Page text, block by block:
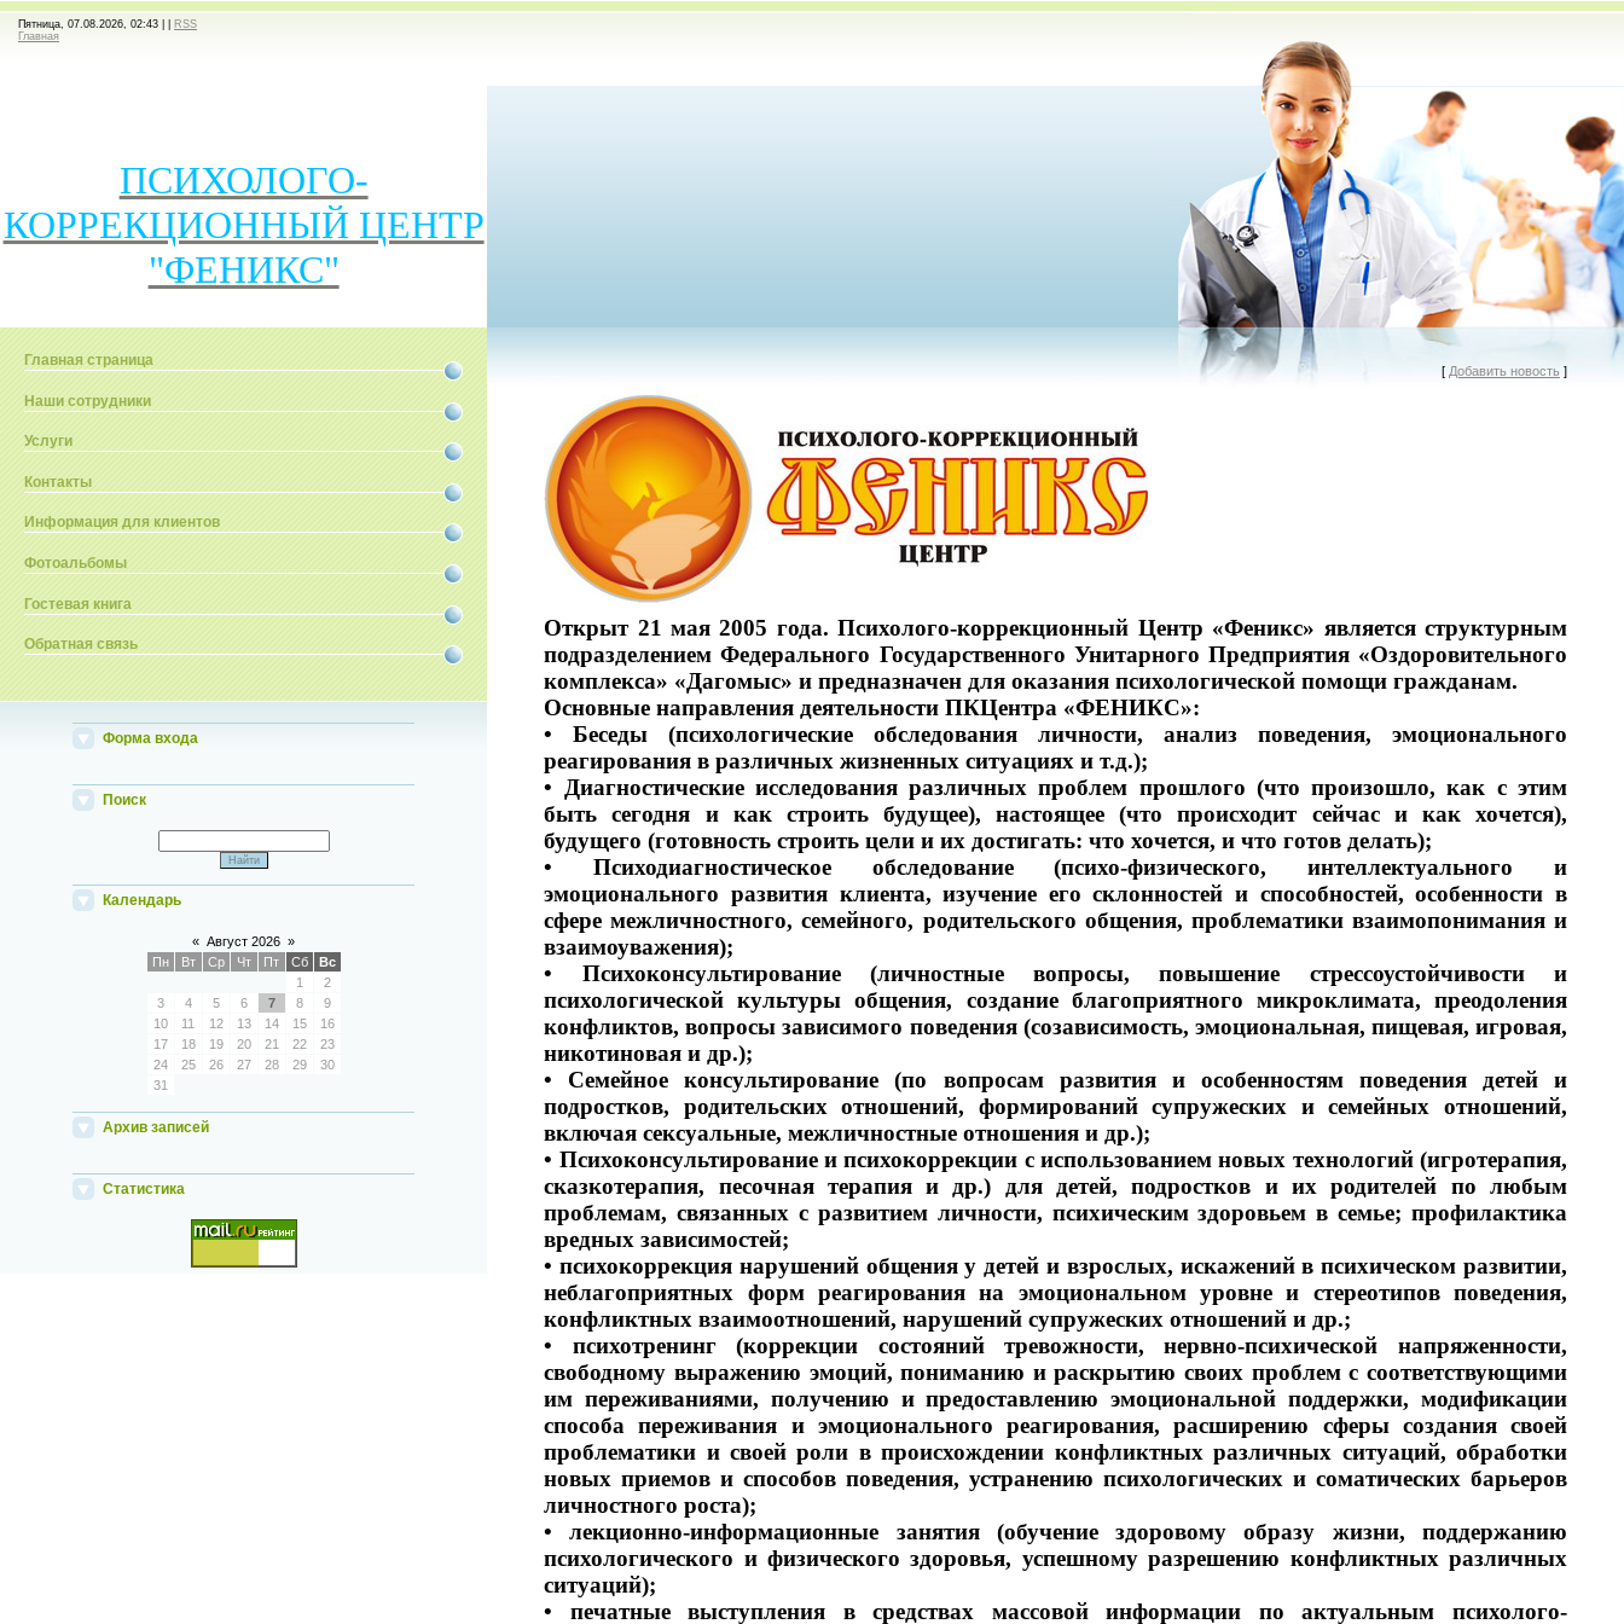
Пятница, 07.08.2026, 02:43 |
RSS
Главная
ПСИХОЛОГО-
КОРРЕКЦИОННЫЙ ЦЕНТР
"ФЕНИКС"
Главная страница
Наши сотрудники
Услуги
Контакты
Информация для клиентов
Фотоальбомы
Гостевая книга
Обратная связь
Форма входа
Поиск
Календарь
« Август 2026 »
Пн
Вт Ср Чт Пт Сб
Вс
1
2
3
4 5 6 7 8
9
10
11 12 13 14 15
16
17
18 19 20 21 22
23
24
25 26 27 28 29
30
31
Архив записей
Статистика
[ Добавить новость]
Открыт 21 мая 2005 года. Психолого-коррекционный Центр «Феникс» является структурным
подразделением Федерального Государственного Унитарного Предприятия «Оздоровительного
комплекса» «Дагомыс» и предназначен для оказания психологической помощи гражданам.
Основные направления деятельности ПКЦентра «ФЕНИКС»:
• Беседы (психологические обследования личности, анализ поведения, эмоционального
реагирования в различных жизненных ситуациях и т.д.);
• Диагностические исследования различных проблем прошлого (что произошло, как с этим
быть сегодня и как строить будущее), настоящее (что происходит сейчас и как хочется),
будущего (готовность строить цели и их достигать: что хочется, и что готов делать);
• Психодиагностическое обследование (психо-физического, интеллектуального и
эмоционального развития клиента, изучение его склонностей и способностей, особенности в
сфере межличностного, семейного, родительского общения, проблематики взаимопонимания и
взаимоуважения);
• Психоконсультирование (личностные вопросы, повышение стрессоустойчивости и
психологической культуры общения, создание благоприятного микроклимата, преодоления
конфликтов, вопросы зависимого поведения (созависимость, эмоциональная, пищевая, игровая,
никотиновая и др.);
• Семейное консультирование (по вопросам развития и особенностям поведения детей и
подростков, родительских отношений, формирований супружеских и семейных отношений,
включая сексуальные, межличностные отношения и др.);
• Психоконсультирование и психокоррекции с использованием новых технологий (игротерапия,
сказкотерапия, песочная терапия и др.) для детей, подростков и их родителей по любым
проблемам, связанных с развитием личности, психическим здоровьем в семье; профилактика
вредных зависимостей;
• психокоррекция нарушений общения у детей и взрослых, искажений в психическом развитии,
неблагоприятных форм реагирования на эмоциональном уровне и стереотипов поведения,
конфликтных взаимоотношений, нарушений супружеских отношений и др.;
• психотренинг (коррекции состояний тревожности, нервно-психической напряженности,
свободному выражению эмоций, пониманию и раскрытию своих проблем с соответствующими
им переживаниями, получению и предоставлению эмоциональной поддержки, модификации
способа переживания и эмоционального реагирования, расширению сферы создания своей
проблематики и своей роли в происхождении конфликтных различных ситуаций, обработки
новых приемов и способов поведения, устранению психологических и соматических барьеров
личностного роста);
• лекционно-информационные занятия (обучение здоровому образу жизни, поддержанию
психологического и физического здоровья, успешному разрешению конфликтных различных
ситуаций);
• печатные выступления в средствах массовой информации по актуальным психолого-